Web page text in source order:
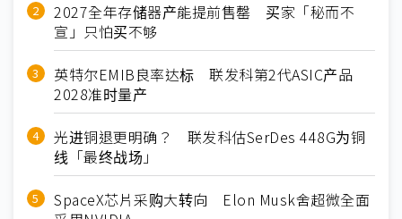
2027全年存储器产能提前售罄 买家「秘而不
宣」只怕买不够
英特尔EMIB良率达标 联发科第2代ASIC产品
2028准时量产
光进铜退更明确？ 联发科估SerDes 448G为铜
线「最终战场」
SpaceX芯片采购大转向 Elon Musk舍超微全面